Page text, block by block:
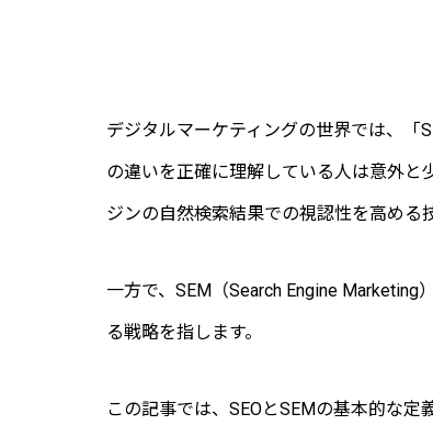
デジタルマーケティングの世界では、「
の違いを正確に理解している人は意外と
ジンの自然検索結果での視認性を高める
一方で、SEM（Search Engine
る戦略を指します。
この記事では、SEOとSEMの基本的な